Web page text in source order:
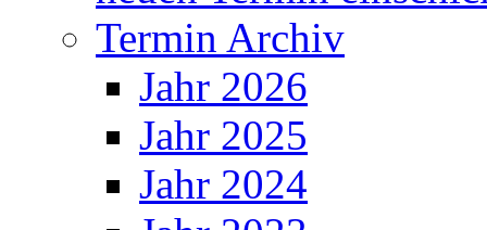
Termin Archiv
Jahr 2026
Jahr 2025
Jahr 2024